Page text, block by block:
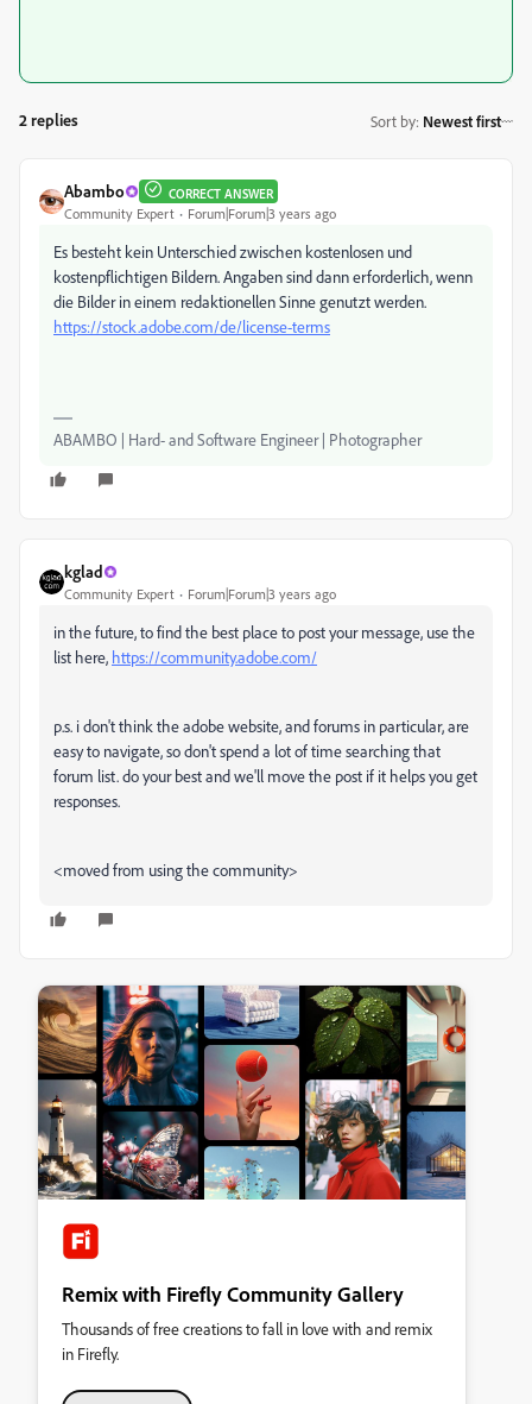
2 replies Sort by: Newest first
Abambo CORRECT ANSWER
Community Expert Forum|Forum|3 years ago
Es besteht kein Unterschied zwischen kostenlosen und
kostenpflichtigen Bildern. Angaben sind dann erforderlich, wenn
die Bilder in einem redaktionellen Sinne genutzt werden.
https://stock.adobe.com/de/license-terms
ABAMBO | Hard- and Software Engineer | Photographer
kglad
Community Expert Forum|Forum|3 years ago
in the future, to find the best place to post your message, use the
list here, https://community.adobe.com/
p.s. i don't think the adobe website, and forums in particular, are
easy to navigate, so don't spend a lot of time searching that
forum list. do your best and we'll move the post if it helps you get
responses.
<moved from using the community>
Remix with Firefly Community Gallery
Thousands of free creations to fall in love with and remix
in Firefly.